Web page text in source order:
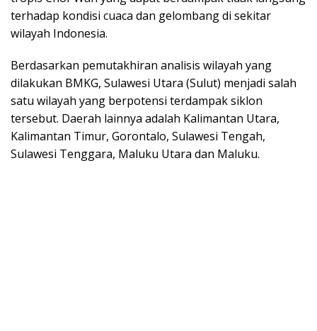
terhadap kondisi cuaca dan gelombang di sekitar
wilayah Indonesia.
Berdasarkan pemutakhiran analisis wilayah yang
dilakukan BMKG, Sulawesi Utara (Sulut) menjadi salah
satu wilayah yang berpotensi terdampak siklon
tersebut. Daerah lainnya adalah Kalimantan Utara,
Kalimantan Timur, Gorontalo, Sulawesi Tengah,
Sulawesi Tenggara, Maluku Utara dan Maluku.